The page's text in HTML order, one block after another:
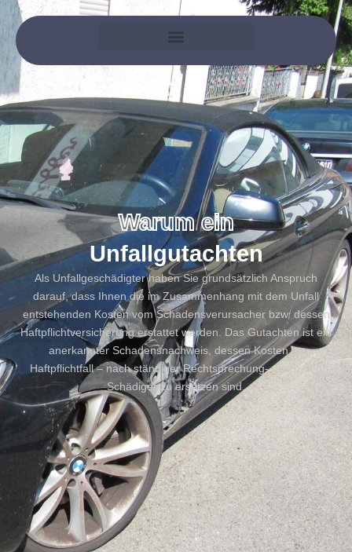
Warum ein
Unfallgutachten
Als Unfallgeschädigter haben Sie grundsätzlich Anspruch
darauf, dass Ihnen die im Zusammenhang mit dem Unfall
entstehenden Kosten vom Schadensverursacher bzw. dessen
Haftpflichtversicherung erstattet werden. Das Gutachten ist ein
anerkannter Schadensnachweis, dessen Kosten im
Haftpflichtfall – nach ständiger Rechtsprechung- durch den
Schädiger zu ersetzen sind.